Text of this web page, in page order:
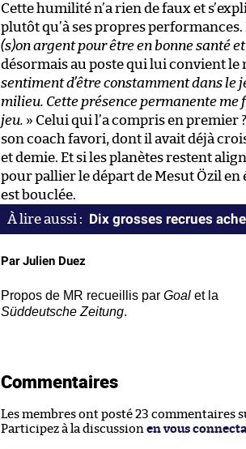
Cette humilité n’a rien de faux et
plutôt qu’à ses propres
(s)on argent pour être en bonne santé
désormais au poste qui lui convient le
sentiment d’être constamment dans le
milieu. Cette présence permanente me
jeu. » Celui qui l’a compris en premier
son coach favori, dont il avait déjà
et demie. Et si les planètes restent
pour pallier le départ de Mesut Özil
est bouclée.
Dix grosses recrues
Par Julien Duez
Propos de MR recueillis par Goal et la
Süddeutsche Zeitung.
Commentaires
Les membres ont posté 23 commentaires
Participez à la discussion en vous